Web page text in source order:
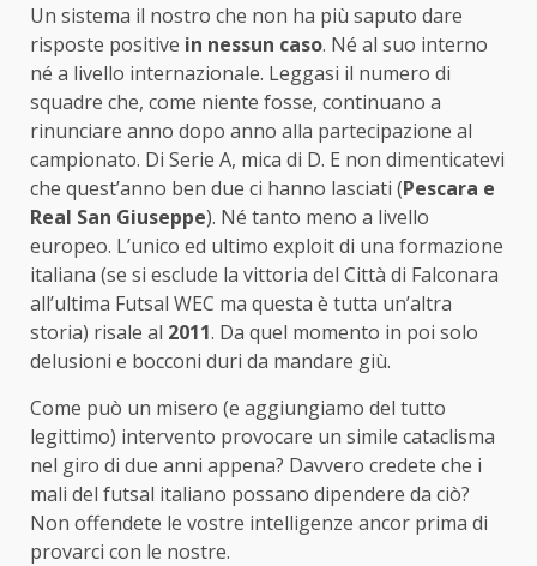
Un sistema il nostro che non ha più saputo dare
risposte positive in nessun caso. Né al suo interno
né a livello internazionale. Leggasi il numero di
squadre che, come niente fosse, continuano a
rinunciare anno dopo anno alla partecipazione al
campionato. Di Serie A, mica di D. E non dimenticatevi
che quest’anno ben due ci hanno lasciati (Pescara e
Real San Giuseppe). Né tanto meno a livello
europeo. L’unico ed ultimo exploit di una formazione
italiana (se si esclude la vittoria del Città di Falconara
all’ultima Futsal WEC ma questa è tutta un’altra
storia) risale al 2011. Da quel momento in poi solo
delusioni e bocconi duri da mandare giù.
Come può un misero (e aggiungiamo del tutto
legittimo) intervento provocare un simile cataclisma
nel giro di due anni appena? Davvero credete che i
mali del futsal italiano possano dipendere da ciò?
Non offendete le vostre intelligenze ancor prima di
provarci con le nostre.